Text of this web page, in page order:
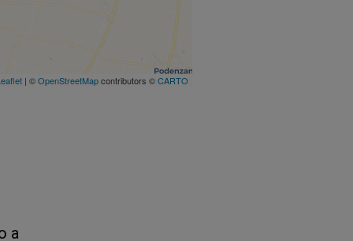
| ©OpenStreetMapcontributors ©CARTO
a